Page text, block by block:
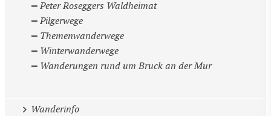
Peter Roseggers Waldheimat
Pilgerwege
Themenwanderwege
Winterwanderwege
Wanderungen rund um Bruck an der Mur
Wanderinfo